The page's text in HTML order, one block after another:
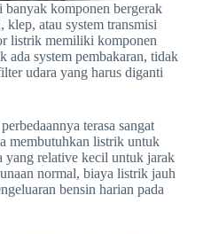
komponen bergerak
klep, atau system transmisi
listrik memiliki komponen
ada system pembakaran, tidak
udara yang harus diganti
terasa sangat
membutuhkan listrik untuk
yang relative kecil untuk jarak
normal, biaya listrik jauh
bensin harian pada